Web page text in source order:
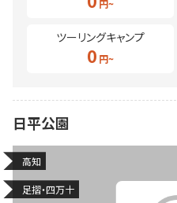
ツーリングキャンプ
0
日平公園
高知
足摺・四万十